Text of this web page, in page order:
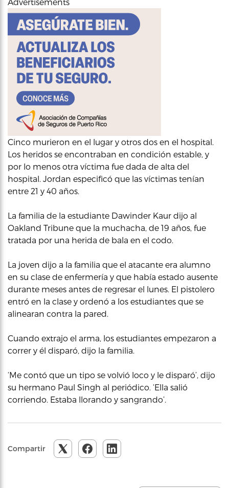
Cinco murieron en el lugar y otros dos en el hospital.
Los heridos se encontraban en condición estable, y
por lo menos otra víctima fue dada de alta del
hospital. Jordan especificó que las víctimas tenían
entre 21 y 40 años.
La familia de la estudiante Dawinder Kaur dijo al
Oakland Tribune que la muchacha, de 19 años, fue
tratada por una herida de bala en el codo.
La joven dijo a la familia que el atacante era alumno
en su clase de enfermería y que había estado ausente
durante meses antes de regresar el lunes. El pistolero
entró en la clase y ordenó a los estudiantes que se
alinearan contra la pared.
Cuando extrajo el arma, los estudiantes empezaron a
correr y él disparó, dijo la familia.
‘Me contó que un tipo se volvió loco y le disparó’, dijo
su hermano Paul Singh al periódico. ‘Ella salió
corriendo. Estaba llorando y sangrando’.
Compartir